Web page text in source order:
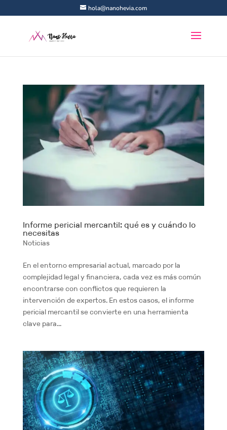
hola@nanohevia.com
Informe pericial mercantil: qué es y cuándo lo
necesitas
Noticias
En el entorno empresarial actual, marcado por la
complejidad legal y financiera, cada vez es más común
encontrarse con conflictos que requieren la
intervención de expertos. En estos casos, el informe
pericial mercantil se convierte en una herramienta
clave para...